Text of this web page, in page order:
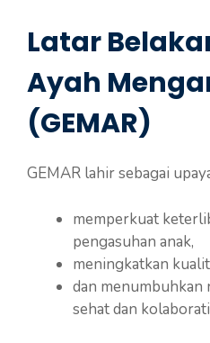
Latar
Ayah
(GEMAR)
GEMAR lahir sebagai
memperkuat
pengasuhan anak,
meningkatkan
dan menumbuhkan
sehat dan